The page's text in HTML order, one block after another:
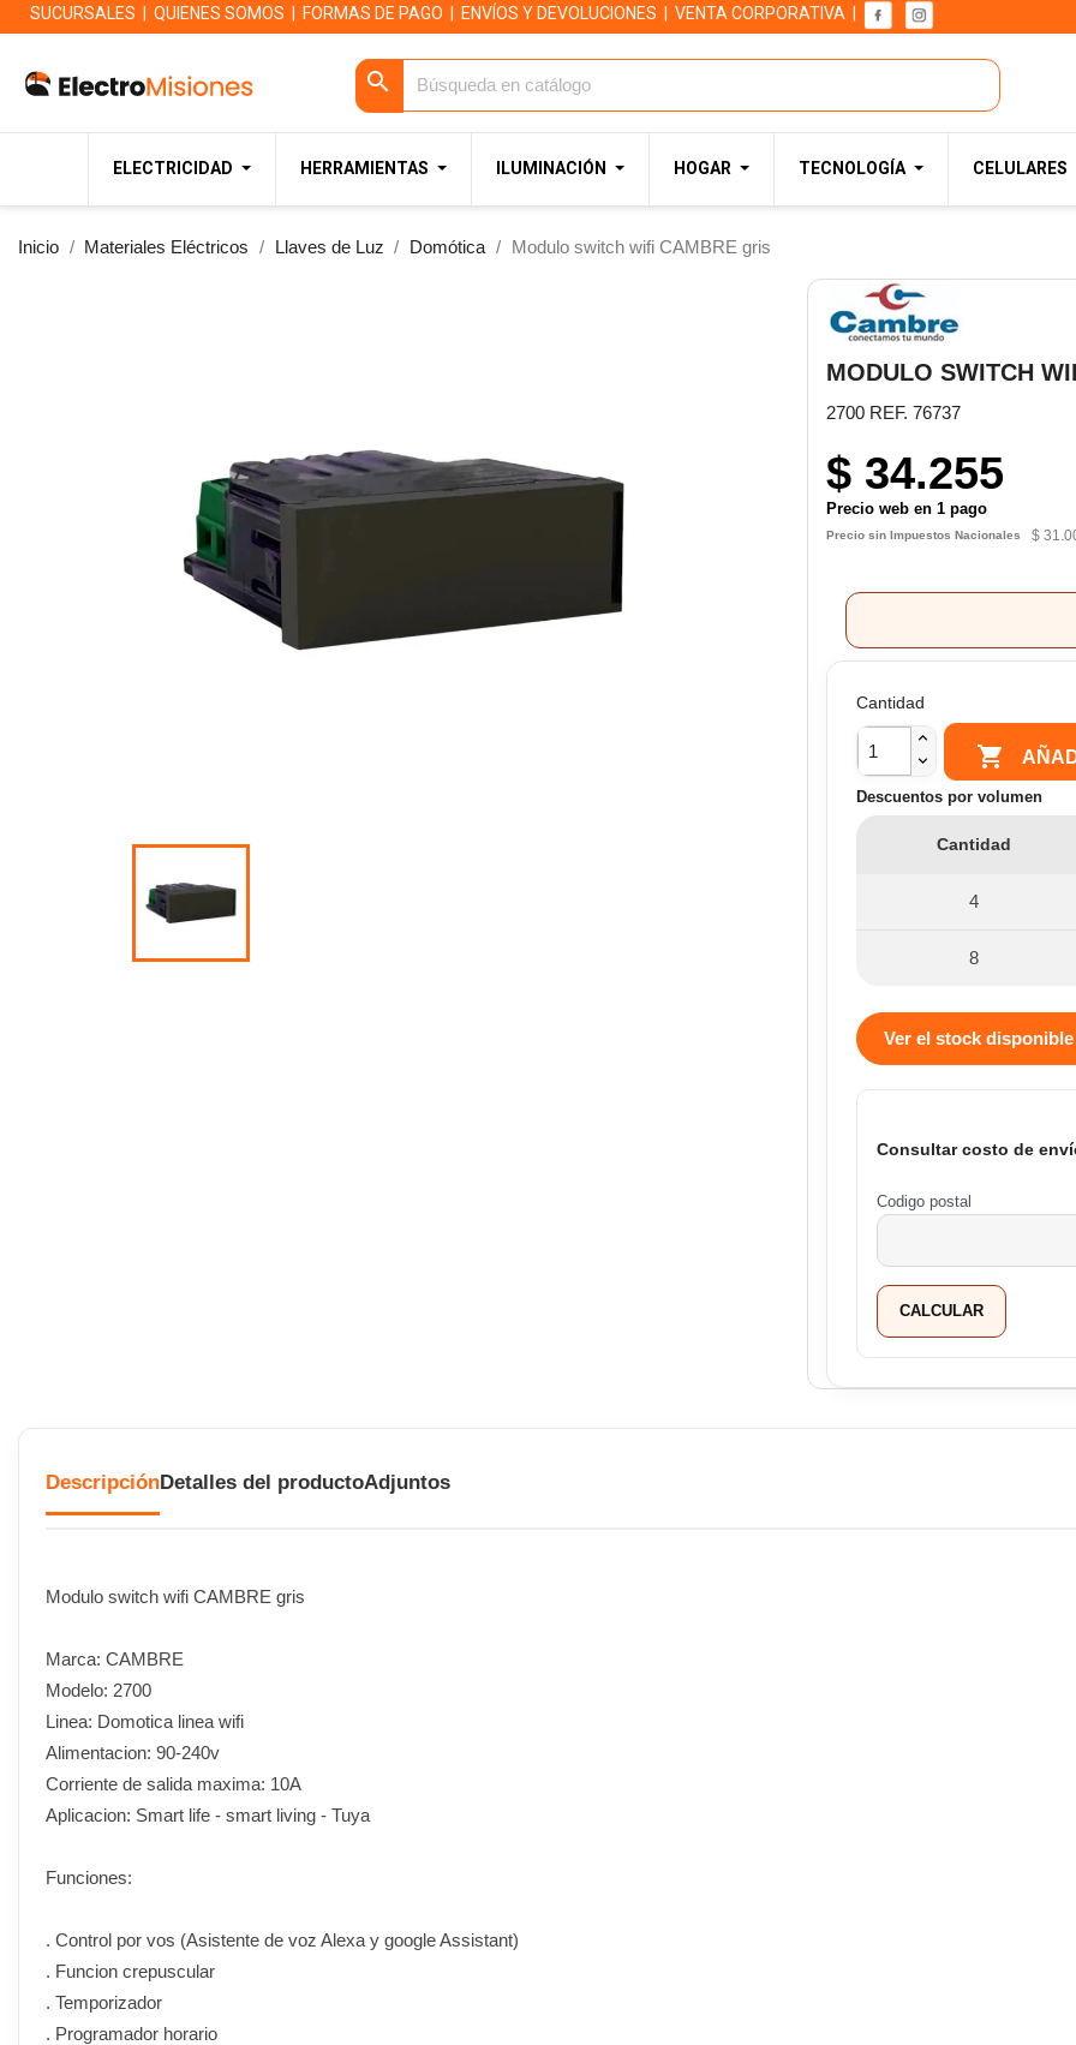
SUCURSALES QUIENES SOMOS FORMAS DE PAGO ENVÍOS Y DEVOLUCIONES VENTA CORPORATIVA
search
ELECTRICIDAD HERRAMIENTAS ILUMINACIÓN HOGAR TECNOLOGÍA CELULARES
Inicio Materiales Eléctricos Llaves de Luz Domótica Modulo switch wifi CAMBRE gris
MODULO SWITCH
2700 REF. 76737
$ 34.255
Precio web en 1 pago
Precio sin Impuestos Nacionales $
Cantidad

Descuentos por volumen
Cantidad
4
8
Ver el stock
Consultar costo de
Codigo postal
CALCULAR
DescripciónDetalles del productoAdjuntos
Modulo switch wifi CAMBRE gris
Marca: CAMBRE
Modelo: 2700
Linea: Domotica linea wifi
Alimentacion: 90-240v
Corriente de salida maxima: 10A
Aplicacion: Smart life - smart living - Tuya
Funciones:
. Control por vos (Asistente de voz Alexa y google Assistant)
. Funcion crepuscular
. Temporizador
. Programador horario